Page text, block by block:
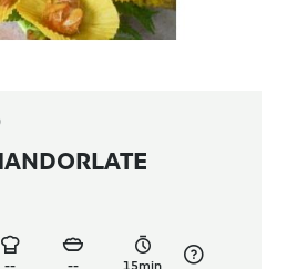
-- -- 15min